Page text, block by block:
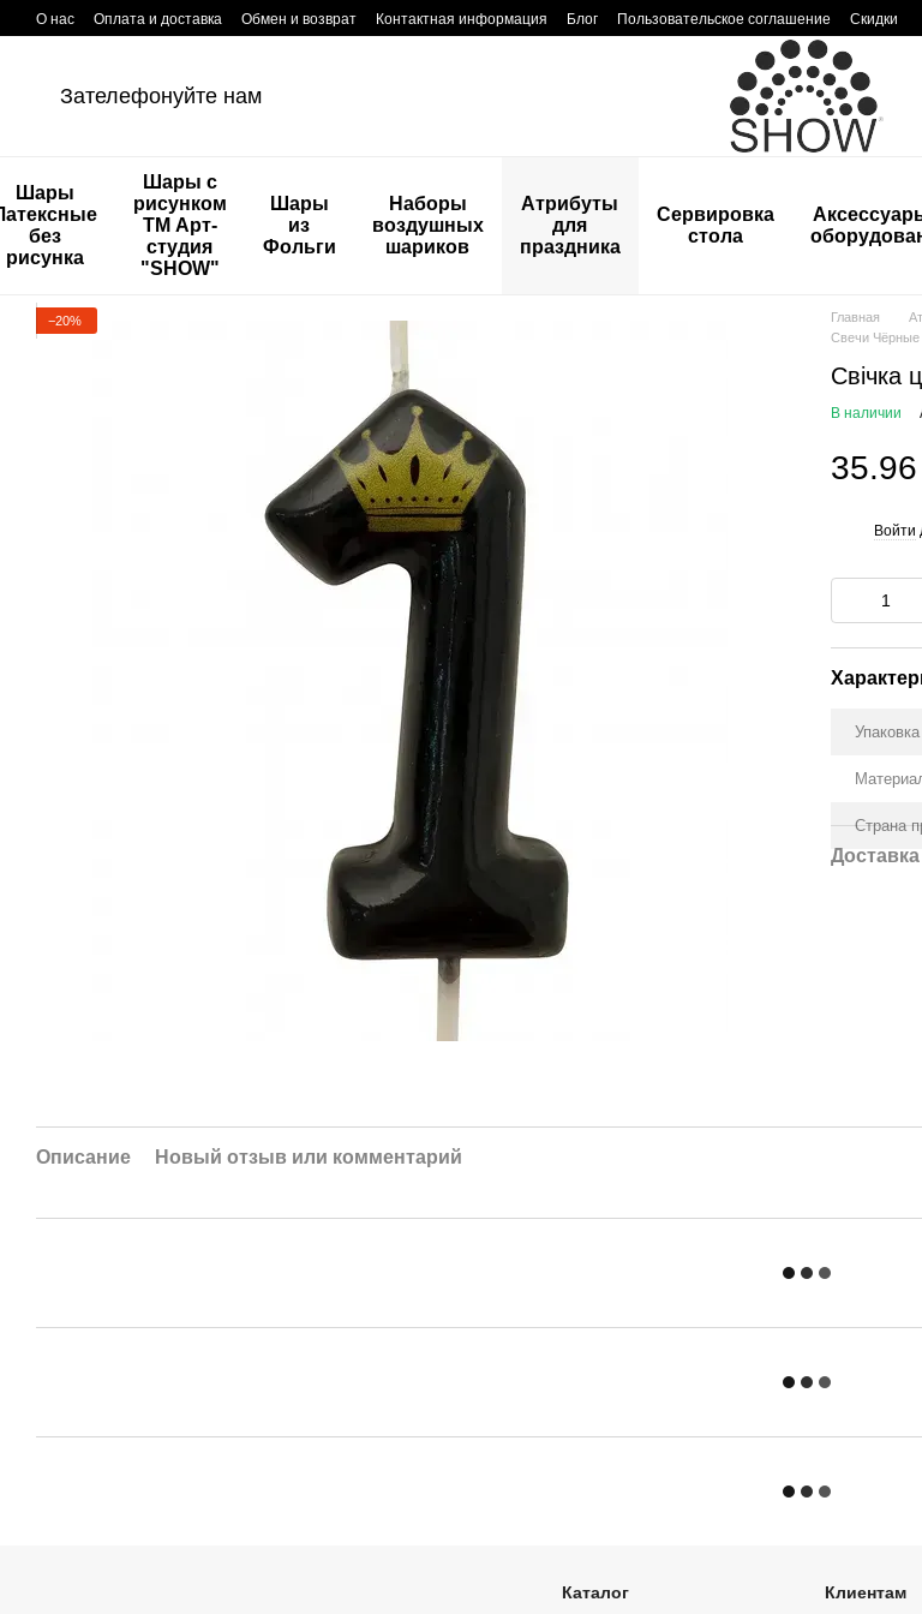
Перейти к основному контенту
О нас Оплата и доставка Обмен и возврат Контактная информация Блог Пользовательское соглашение Скидки
Зателефонуйте нам
Шары
без
рисунка
Шары с
рисунком
ТМ Арт-
студия
"SHOW"
Шары
из
Фольги
Наборы
воздушных
шариков
Атрибуты
для
праздника
Сервировка
стола
−20% Главная
Свечи Чёрные
Свічка
В наличии
35.96
Войти
Упаковка
Страна
Доставка
Описание Новый отзыв или комментарий
Каталог Клиентам